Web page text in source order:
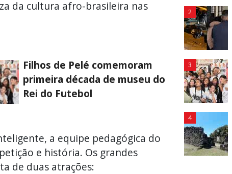
da cultura afro-brasileira nas
Filhos de Pelé comemoram
primeira década de museu do
Rei do Futebol
a equipe pedagógica do
e história. Os grandes
de duas atrações: